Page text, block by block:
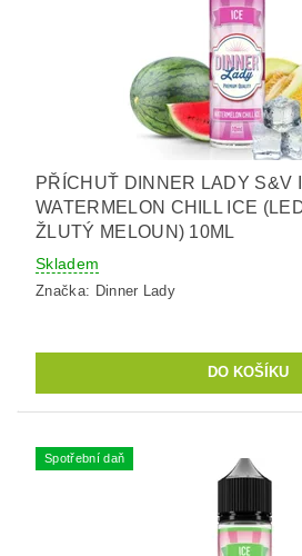
PŘÍCHUŤ DINNER LADY S&V
WATERMELON CHILL ICE
ŽLUTÝ MELOUN) 10ML
Skladem
Značka: Dinner Lady
Spotřební daň